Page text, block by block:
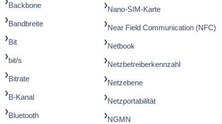
Backbone
Bandbreite
Bit
bit/s
Bitrate
B-Kanal
Bluetooth
Nano-SIM-Karte
Near Field Communication (NFC)
Netbook
Netzbetreiberkennzahl
Netzebene
Netzportabilität
NGMN